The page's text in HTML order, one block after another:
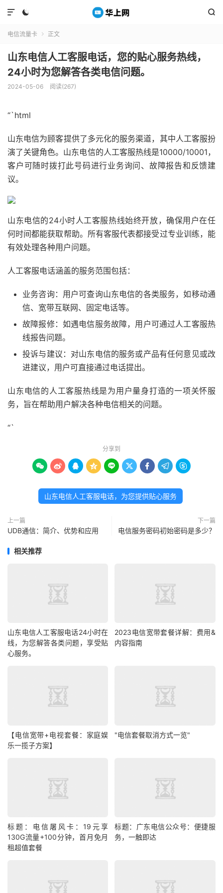
 

电信流量卡  正文
山东电信人工客服电话，您的贴心服务热线，
24小时为您解答各类电信问题。
2024-05-06 阅读(267)
“`html
山东电信为顾客提供了多元化的服务渠道，其中人工客服扮
演了关键角色。山东电信的人工客服热线是10000/10001，
客户可随时拨打此号码进行业务询问、故障报告和反馈建
议。
山东电信的24小时人工客服热线始终开放，确保用户在任
何时间都能获取帮助。所有客服代表都接受过专业训练，能
有效处理各种用户问题。
人工客服电话涵盖的服务范围包括：
业务咨询：用户可查询山东电信的各类服务，如移动通
信、宽带互联网、固定电话等。
故障报修：如遇电信服务故障，用户可通过人工客服热
线报告问题。
投诉与建议：对山东电信的服务或产品有任何意见或改
进建议，用户可直接通过电话提出。
山东电信的人工客服热线是为用户量身打造的一项关怀服
务，旨在帮助用户解决各种电信相关的问题。
“`
分享到
        
山东电信人工客服电话，为您提供贴心服务
上一篇
UDB通信：简介、优势和应用
下一篇
电信服务密码初始密码是多少？
相关推荐
山东电信人工客服电话24小时在
线，为您解答各类问题，享受贴
心服务。
2023电信宽带套餐详解：费用&
内容指南
【电信宽带+电视套餐：家庭娱
乐一揽子方案】
"电信套餐取消方式一览"
标题：电信屠风卡：19元享
130G流量+100分钟，首月免月
租超值套餐
标题：广东电信公众号：便捷服
务，一触即达